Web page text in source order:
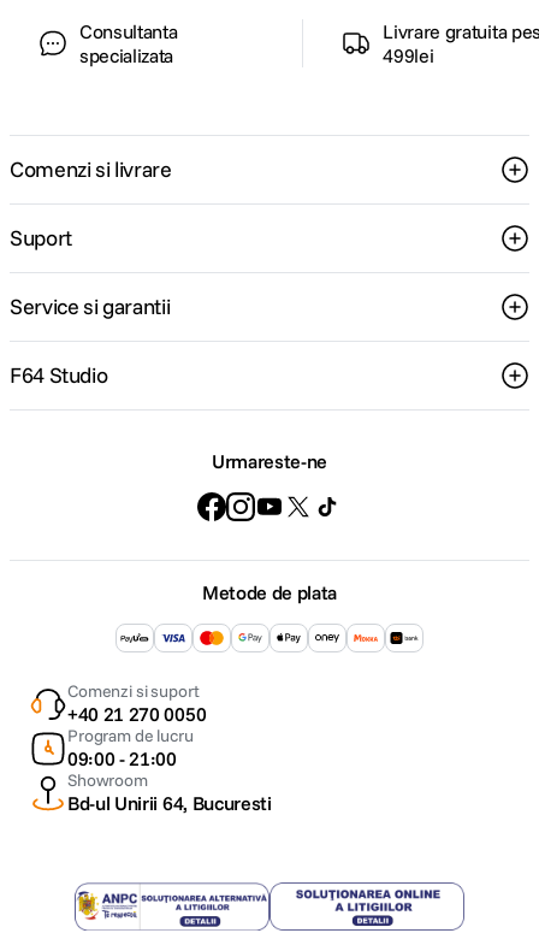
Consultanta
specializata
Livrare gratuita
499lei
Comenzi si livrare
Suport
Service si garantii
F64 Studio
Urmareste-ne
Metode de plata
Comenzi si suport
+40 21 270 0050
Program de lucru
09:00 - 21:00
Showroom
Bd-ul Unirii 64, Bucuresti